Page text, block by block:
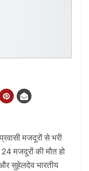
मजदूरों से भरी
मजदूरों की मौत हो
सुहेलदेव भारतीय